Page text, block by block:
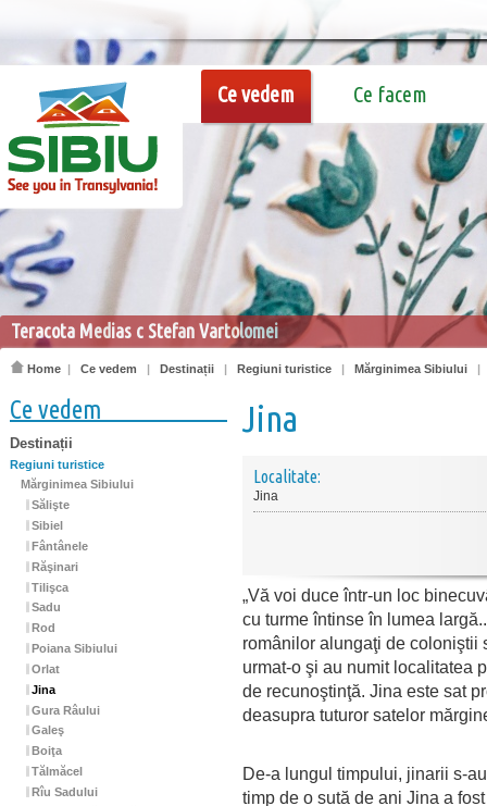
Ce vedem Ce facem
Teracota Medias c Stefan Vartolomei
Home | Ce vedem | Destinații | Regiuni turistice | Mărginimea Sibiului
Ce vedem
Destinații
Regiuni turistice
Mărginimea Sibiului
Sălişte
Sibiel
Fântânele
Răşinari
Tilişca
Sadu
Rod
Poiana Sibiului
Orlat
Jina
Gura Râului
Galeş
Boiţa
Tălmăcel
Rîu Sadului
Jina
Localitate:
Jina
„Vă voi duce într-un loc
cu turme întinse în lumea
românilor alungaţi de coloniştii
urmat-o şi au numit localitatea
de recunoştinţă. Jina este sat
deasupra tuturor satelor
De-a lungul timpului, jinarii s-
timp de o sută de ani Jina a